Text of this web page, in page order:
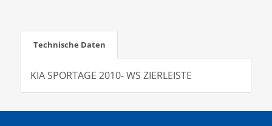
Technische Daten
KIA SPORTAGE 2010- WS ZIERLEISTE